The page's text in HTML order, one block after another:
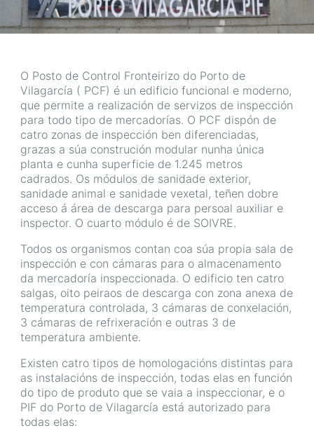
O Posto de Control Fronteirizo do Porto de
Vilagarcía ( PCF) é un edificio funcional e moderno,
que permite a realización de servizos de inspección
para todo tipo de mercadorías. O PCF dispón de
catro zonas de inspección ben diferenciadas,
grazas a súa construción modular nunha única
planta e cunha superficie de 1.245 metros
cadrados. Os módulos de sanidade exterior,
sanidade animal e sanidade vexetal, teñen dobre
acceso á área de descarga para persoal auxiliar e
inspector. O cuarto módulo é de SOIVRE.
Todos os organismos contan coa súa propia sala de
inspección e con cámaras para o almacenamento
da mercadoría inspeccionada. O edificio ten catro
salgas, oito peiraos de descarga con zona anexa de
temperatura controlada, 3 cámaras de conxelación,
3 cámaras de refrixeración e outras 3 de
temperatura ambiente.
Existen catro tipos de homologacións distintas para
as instalacións de inspección, todas elas en función
do tipo de produto que se vaia a inspeccionar, e o
PIF do Porto de Vilagarcía está autorizado para
todas elas: